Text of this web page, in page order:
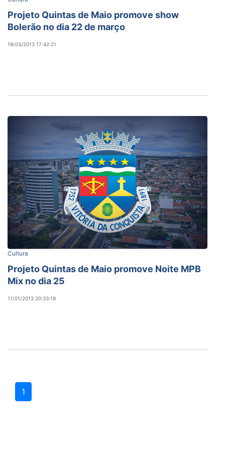
Projeto Quintas de Maio promove show
Bolerão no dia 22 de março
19/03/2013 17:42:21
Cultura
Projeto Quintas de Maio promove Noite MPB
Mix no dia 25
11/01/2013 20:33:19
1